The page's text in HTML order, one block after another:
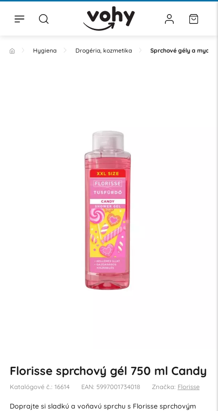
Hygiena Drogéria, kozmetika Sprchové gély a mydlá
Florisse sprchový gél 750 ml Candy
Katalógové č.: 16614 EAN: 5997001734018 Značka: Florisse
Doprajte si sladkú a voňavú sprchu s Florisse sprchovým